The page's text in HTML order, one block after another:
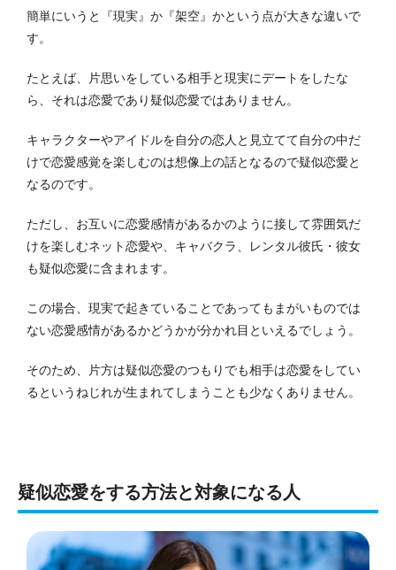
簡単にいうと『現実』か『架空』かという点が大きな違いで
す。
たとえば、片思いをしている相手と現実にデートをしたな
ら、それは恋愛であり疑似恋愛ではありません。
キャラクターやアイドルを自分の恋人と見立てて自分の中だ
けで恋愛感覚を楽しむのは想像上の話となるので疑似恋愛と
なるのです。
ただし、お互いに恋愛感情があるかのように接して雰囲気だ
けを楽しむネット恋愛や、キャバクラ、レンタル彼氏・彼女
も疑似恋愛に含まれます。
この場合、現実で起きていることであってもまがいものでは
ない恋愛感情があるかどうかが分かれ目といえるでしょう。
そのため、片方は疑似恋愛のつもりでも相手は恋愛をしてい
るというねじれが生まれてしまうことも少なくありません。
疑似恋愛をする方法と対象になる人